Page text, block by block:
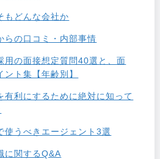
もどんな会社か
らの口コミ・内部事情
用の面接想定質問40選と、面
ト集【年齢別】
有利にするために絶対に知って
使うべきエージェント3選
に関するQ&A